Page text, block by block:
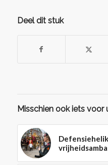
Deel dit stuk
Misschien ook iets voor